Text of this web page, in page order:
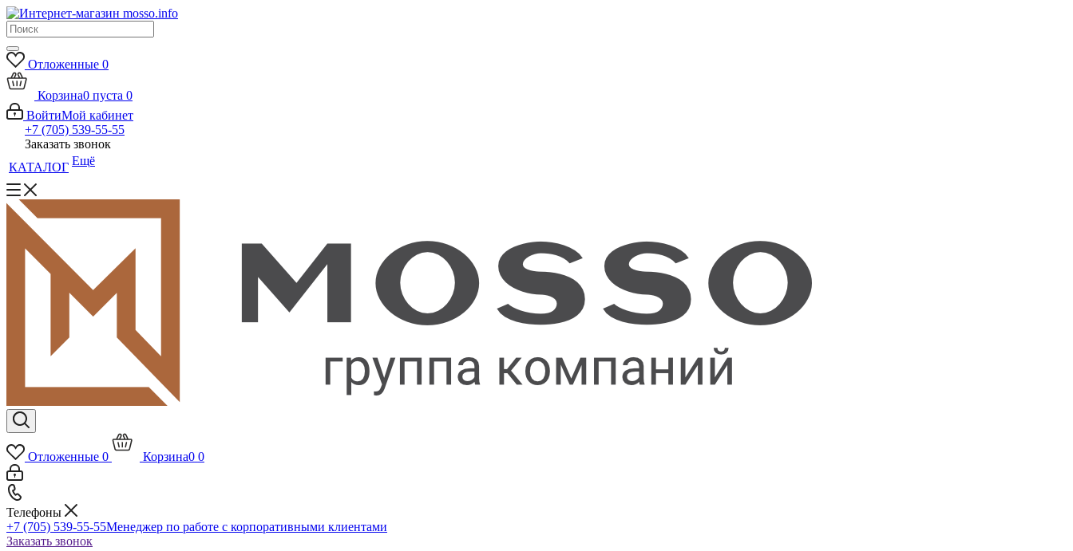
Отложенные 0
Корзина0 пуста 0
ВойтиМой кабинет
+7 (705) 539-55-55
Заказать звонок
КАТАЛОГ Ещё
Отложенные 0 Корзина0 0
Телефоны
+7 (705) 539-55-55Менеджер по работе с корпоративными клиентами
Заказать звонок